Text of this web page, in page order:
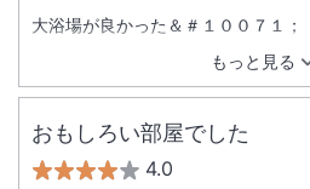
もっと見る
大浴場が良かった＆＃１００７１；
おもしろい部屋でした
4.0